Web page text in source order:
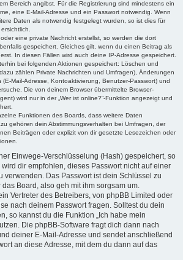
Bereich angibst. Für die Registrierung sind mindestens ein
eine E-Mail-Adresse und ein Passwort notwendig. Wenn
Daten als notwendig festgelegt wurden, so ist dies für
eine private Nachricht erstellst, so werden die dort
gespeichert. Gleiches gilt, wenn du einen Beitrag als
In diesen Fällen wird auch deine IP-Adresse gespeichert.
bei folgenden Aktionen gespeichert: Löschen und
zählen Private Nachrichten und Umfragen), Änderungen
Mail-Adresse, Kontoaktivierung, Benutzer-Passwort) und
Die von deinem Browser übermittelte Browser-
wird nur in der „Wer ist online?“-Funktion angezeigt und
Funktionen des Boards, dass weitere Daten
gehören dein Abstimmungsverhalten bei Umfragen, der
Beiträgen oder explizit von dir gesetzte Lesezeichen oder
Einwege-Verschlüsselung (Hash) gespeichert, so
dir empfohlen, dieses Passwort nicht auf einer
verwenden. Das Passwort ist dein Schlüssel zu
Board, also geh mit ihm sorgsam um.
Vertreter des Betreibers, von phpBB Limited oder
nach deinem Passwort fragen. Solltest du dein
so kannst du die Funktion „Ich habe mein
Die phpBB-Software fragt dich dann nach
deiner E-Mail-Adresse und sendet anschließend
an diese Adresse, mit dem du dann auf das